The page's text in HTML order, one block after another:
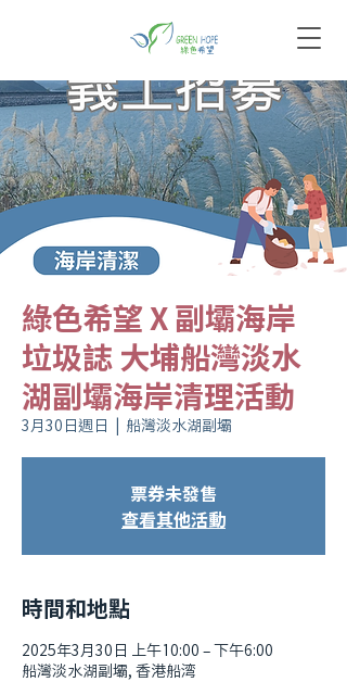
綠色希望 X 副壩海岸
垃圾誌 大埔船灣淡水
湖副壩海岸清理活動
3月30日週日
  |
船灣淡水湖副壩
票券未發售
查看其他活動
時間和地點
2025年3月30日 上午10:00 – 下午6:00
船灣淡水湖副壩, 香港船湾